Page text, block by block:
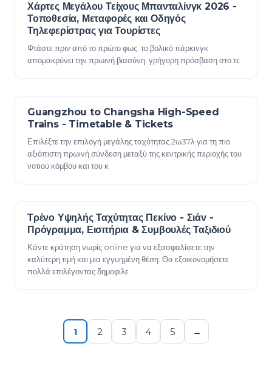
23 Δεκεμβρίου 2025
Χάρτες Μεγάλου Τείχους Μπανταλίνγκ 2026 -
Τοποθεσία, Μεταφορές και Οδηγός
Τηλεφερίστρας για Τουρίστες
Φτάστε πριν από το πρώτο φως. το βολικό πάρκινγκ
απομακρύνει την πρωινή βιασύνη. γρήγορη πρόσβαση στο τε
23 Δεκεμβρίου 2025
Guangzhou to Changsha High-Speed
Trains - Timetable & Tickets
Επιλέξτε την επιλογή μεγάλης ταχύτητας 2ω37λ για τη πιο
αξιόπιστη πρωινή σύνδεση μεταξύ της κεντρικής περιοχής του
νοτιού κόμβου και του κ
23 Δεκεμβρίου 2025
Τρένο Υψηλής Ταχύτητας Πεκίνο - Σιάν -
Πρόγραμμα, Εισιτήρια & Συμβουλές Ταξιδιού
Κάντε κράτηση νωρίς online για να εξασφαλίσετε την
καλύτερη τιμή και μια εγγυημένη θέση. Θα εξοικονομήσετε
πολλά επιλέγοντας δημοφιλε
1 2 3 4 5 →